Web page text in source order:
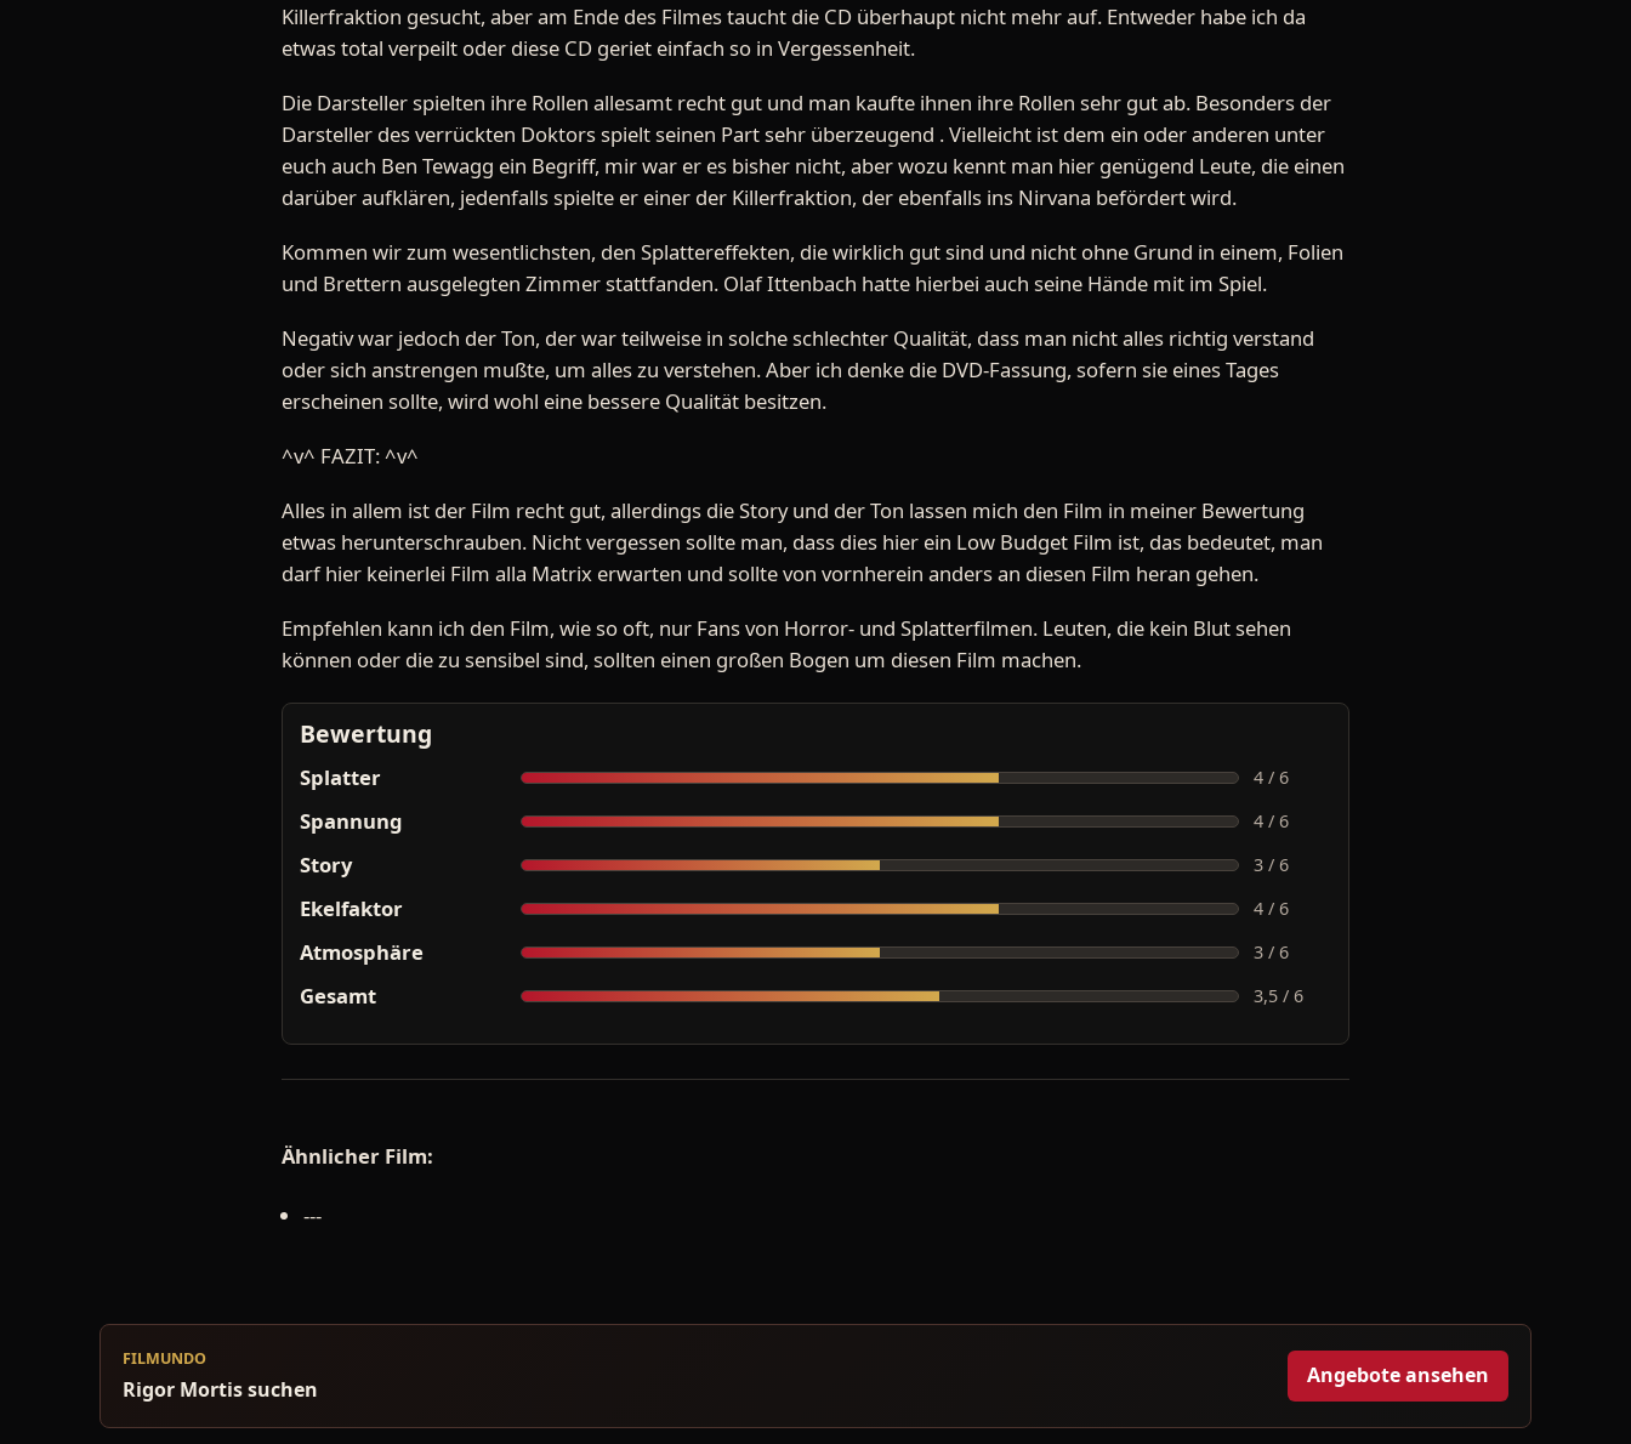
Killerfraktion gesucht, aber am Ende des Filmes taucht die CD überhaupt nicht mehr auf. Entweder habe ich da
etwas total verpeilt oder diese CD geriet einfach so in Vergessenheit.
Die Darsteller spielten ihre Rollen allesamt recht gut und man kaufte ihnen ihre Rollen sehr gut ab. Besonders der
Darsteller des verrückten Doktors spielt seinen Part sehr überzeugend . Vielleicht ist dem ein oder anderen unter
euch auch Ben Tewagg ein Begriff, mir war er es bisher nicht, aber wozu kennt man hier genügend Leute, die einen
darüber aufklären, jedenfalls spielte er einer der Killerfraktion, der ebenfalls ins Nirvana befördert wird.
Kommen wir zum wesentlichsten, den Splattereffekten, die wirklich gut sind und nicht ohne Grund in einem, Folien
und Brettern ausgelegten Zimmer stattfanden. Olaf Ittenbach hatte hierbei auch seine Hände mit im Spiel.
Negativ war jedoch der Ton, der war teilweise in solche schlechter Qualität, dass man nicht alles richtig verstand
oder sich anstrengen mußte, um alles zu verstehen. Aber ich denke die DVD-Fassung, sofern sie eines Tages
erscheinen sollte, wird wohl eine bessere Qualität besitzen.
^v^ FAZIT: ^v^
Alles in allem ist der Film recht gut, allerdings die Story und der Ton lassen mich den Film in meiner Bewertung
etwas herunterschrauben. Nicht vergessen sollte man, dass dies hier ein Low Budget Film ist, das bedeutet, man
darf hier keinerlei Film alla Matrix erwarten und sollte von vornherein anders an diesen Film heran gehen.
Empfehlen kann ich den Film, wie so oft, nur Fans von Horror- und Splatterfilmen. Leuten, die kein Blut sehen
können oder die zu sensibel sind, sollten einen großen Bogen um diesen Film machen.
Bewertung
Splatter 4 / 6
Spannung 4 / 6
Story 3 / 6
Ekelfaktor 4 / 6
Atmosphäre 3 / 6
Gesamt 3,5 / 6
Ähnlicher Film:
---
FILMUNDO
Rigor Mortis suchen
Angebote ansehen